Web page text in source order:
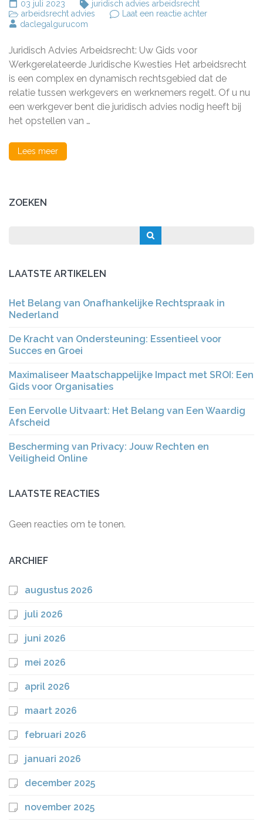
03 juli 2023
juridisch advies arbeidsrecht
arbeidsrecht advies
Laat een reactie achterop
Uw
Gids
voor
Juridische
Kwesties
daclegalgurucom
Juridisch Advies Arbeidsrecht: Uw Gids voor
Werkgerelateerde Juridische Kwesties Het arbeidsrecht
is een complex en dynamisch rechtsgebied dat de
relatie tussen werkgevers en werknemers regelt. Of u nu
een werkgever bent die juridisch advies nodig heeft bij
het opstellen van …
Lees meer
ZOEKEN
LAATSTE ARTIKELEN
Het Belang van Onafhankelijke Rechtspraak in
Nederland
De Kracht van Ondersteuning: Essentieel voor
Succes en Groei
Maximaliseer Maatschappelijke Impact met SROI: Een
Gids voor Organisaties
Een Eervolle Uitvaart: Het Belang van Een Waardig
Afscheid
Bescherming van Privacy: Jouw Rechten en
Veiligheid Online
LAATSTE REACTIES
Geen reacties om te tonen.
ARCHIEF
augustus 2026
juli 2026
juni 2026
mei 2026
april 2026
maart 2026
februari 2026
januari 2026
december 2025
november 2025